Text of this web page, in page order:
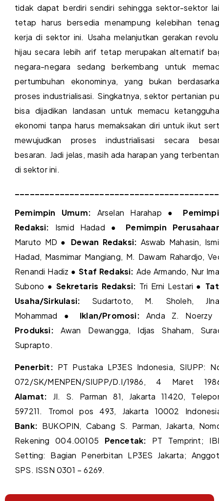
tidak dapat berdiri sendiri sehingga sektor-sektor
tetap harus bersedia menampung kelebihan
kerja di sektor ini. Usaha melanjutkan gerakan
hijau secara lebih arif tetap merupakan alternatif
negara-negara sedang berkembang untuk
pertumbuhan ekonominya, yang bukan
proses industrialisasi. Singkatnya, sektor pertanian
bisa dijadikan landasan untuk memacu
ekonomi tanpa harus memaksakan diri untuk ikut
mewujudkan proses industrialisasi secara
besaran. Jadi jelas, masih ada harapan yang
di sektor ini.
Pemimpin Umum: Arselan Harahap ●
Redaksi: Ismid Hadad ● Pemimpin
Maruto MD ● Dewan Redaksi: Aswab Mahasin,
Hadad, Masmimar Mangiang, M. Dawam Rahardjo,
Renandi Hadiz ●Staf Redaksi: Ade Armando, Nur
Subono ●Sekretaris Redaksi: Tri Erni Lestari ●
Usaha/Sirkulasi: Sudartoto, M. Sholeh,
Mohammad ● Iklan/Promosi: Anda Z. Noerzy
Produksi: Awan Dewangga, Idjas Shaham,
Suprapto.
Penerbit: PT Pustaka LP3ES Indonesia, SIUPP:
072/SK/MENPEN/SIUPP/D.I/1986, 4 Maret
Alamat: Jl. S. Parman 81, Jakarta 11420,
597211. Tromol pos 493, Jakarta 10002
Bank: BUKOPIN, Cabang S. Parman, Jakarta,
Rekening 004.00105 Pencetak: PT Temprint;
Setting: Bagian Penerbitan LP3ES Jakarta;
SPS. ISSN 0301 – 6269.